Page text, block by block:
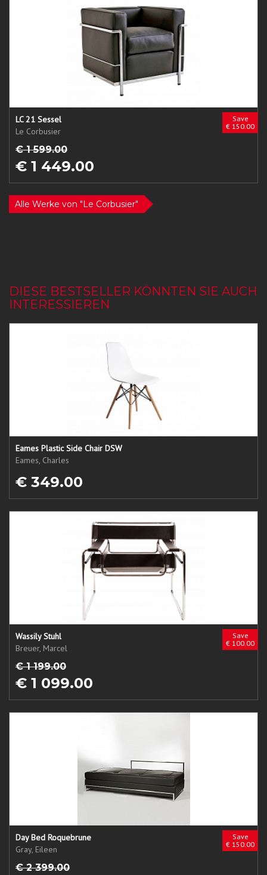
Save
€ 150.00
LC 21 Sessel
Le Corbusier
€ 1 599.00
€ 1 449.00
Alle Werke von "Le Corbusier"
DIESE BESTSELLER KÖNNTEN SIE AUCH
INTERESSIEREN
Eames Plastic Side Chair DSW
Eames, Charles
€ 349.00
Save
€ 100.00
Wassily Stuhl
Breuer, Marcel
€ 1 199.00
€ 1 099.00
Save
€ 150.00
Day Bed Roquebrune
Gray, Eileen
€ 2 399.00